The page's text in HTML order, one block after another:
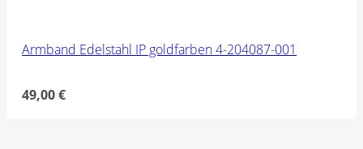
Armband Edelstahl IP goldfarben 4-204087-001
49,00€